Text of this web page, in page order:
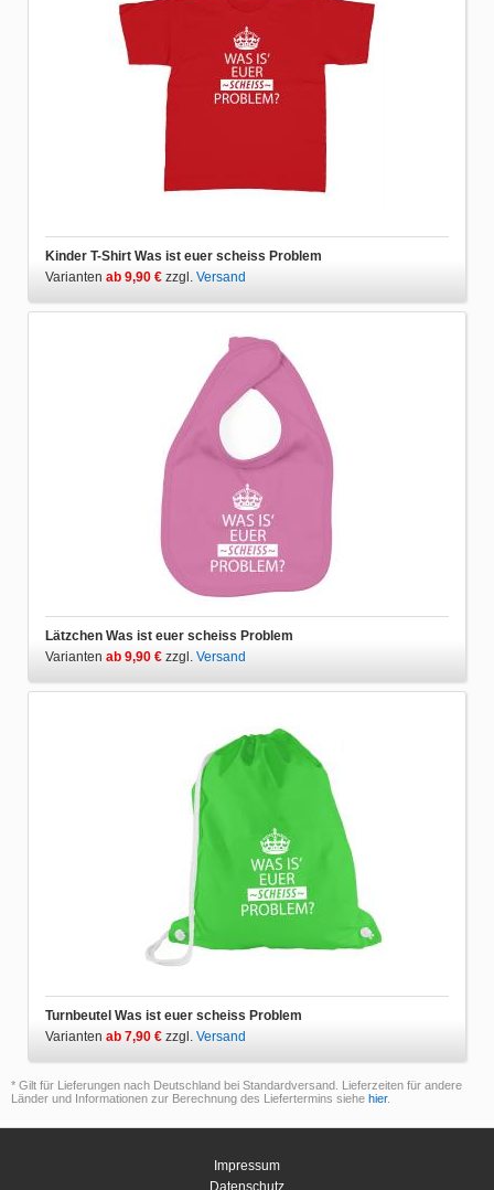
Kinder T-Shirt Was ist euer scheiss Problem
Varianten ab 9,90 € zzgl. Versand
Lätzchen Was ist euer scheiss Problem
Varianten ab 9,90 € zzgl. Versand
Turnbeutel Was ist euer scheiss Problem
Varianten ab 7,90 € zzgl. Versand
* Gilt für Lieferungen nach Deutschland bei Standardversand. Lieferzeiten für andere
Länder und Informationen zur Berechnung des Liefertermins siehe hier.
Impressum
Datenschutz